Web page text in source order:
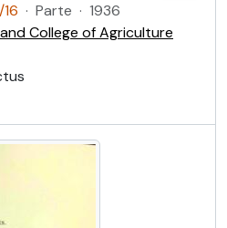
· Parte · 1936
College of Agriculture